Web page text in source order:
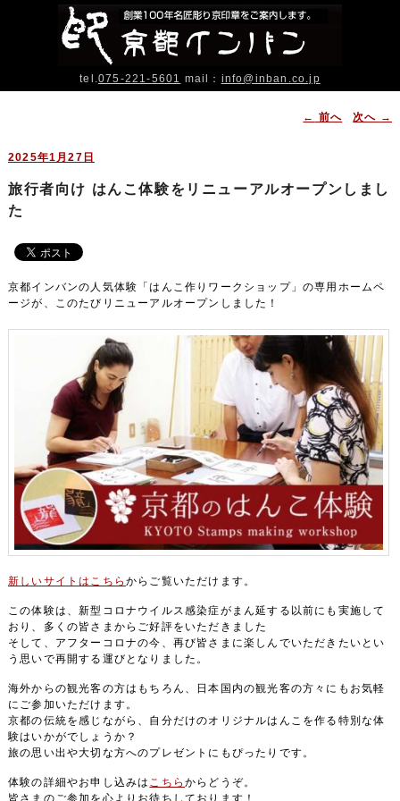
tel.075-221-5601 mail： info@inban.co.jp
投稿ナビゲー
← 前へ 次へ →
2025年1月27日
旅行者向け はんこ体験をリニューアルオープンしまし
た
京都インバンの人気体験「はんこ作りワークショップ」の専用ホームペ
ージが、このたびリニューアルオープンしました！
新しいサイトはこちら からご覧いただけます。
この体験は、新型コロナウイルス感染症がまん延する以前にも実施して
おり、多くの皆さまからご好評をいただきました
そして、アフターコロナの今、再び皆さまに楽しんでいただきたいとい
う思いで再開する運びとなりました。
海外からの観光客の方はもちろん、日本国内の観光客の方々にもお気軽
にご参加いただけます。
京都の伝統を感じながら、自分だけのオリジナルはんこを作る特別な体
験はいかがでしょうか？
旅の思い出や大切な方へのプレゼントにもぴったりです。
体験の詳細やお申し込みは こちら からどうぞ。
皆さまのご参加を心よりお待ちしております！